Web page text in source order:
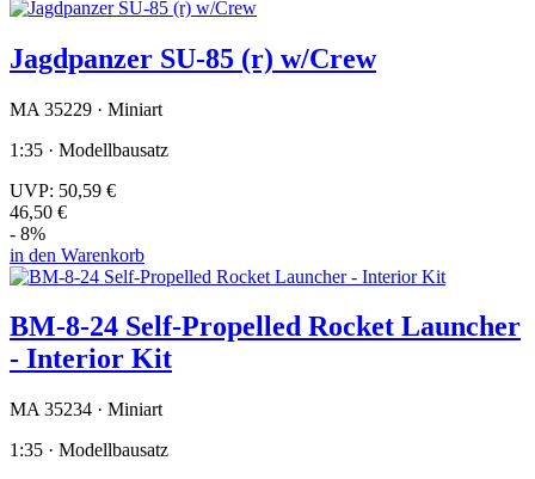
Jagdpanzer SU-85 (r) w/Crew
MA 35229 · Miniart
1:35 · Modellbausatz
UVP: 50,59 €
46,50 €
- 8%
in den Warenkorb
BM-8-24 Self-Propelled Rocket Launcher
- Interior Kit
MA 35234 · Miniart
1:35 · Modellbausatz